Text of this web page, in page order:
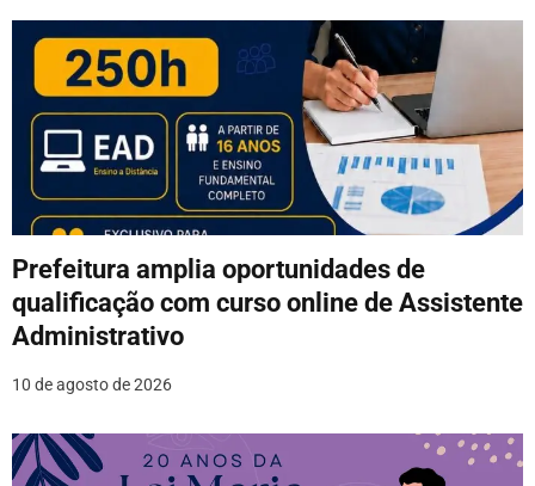
Prefeitura amplia oportunidades de
qualificação com curso online de Assistente
Administrativo
10 de agosto de 2026